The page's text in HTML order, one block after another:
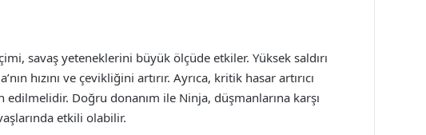
savaş yeteneklerini büyük ölçüde etkiler. Yüksek saldırı
hızını ve çevikliğini artırır. Ayrıca, kritik hasar artırıcı
edilmelidir. Doğru donanım ile Ninja, düşmanlarına karşı
etkili olabilir.